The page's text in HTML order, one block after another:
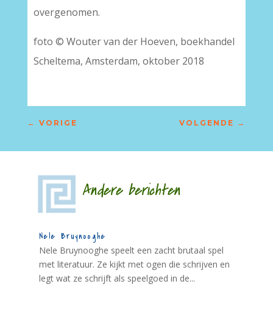
overgenomen.
foto © Wouter van der Hoeven, boekhandel
Scheltema, Amsterdam, oktober 2018
← VORIGE VOLGENDE →
Andere berichten
Nele Bruynooghe
Nele Bruynooghe speelt een zacht brutaal spel
met literatuur. Ze kijkt met ogen die schrijven en
legt wat ze schrijft als speelgoed in de...